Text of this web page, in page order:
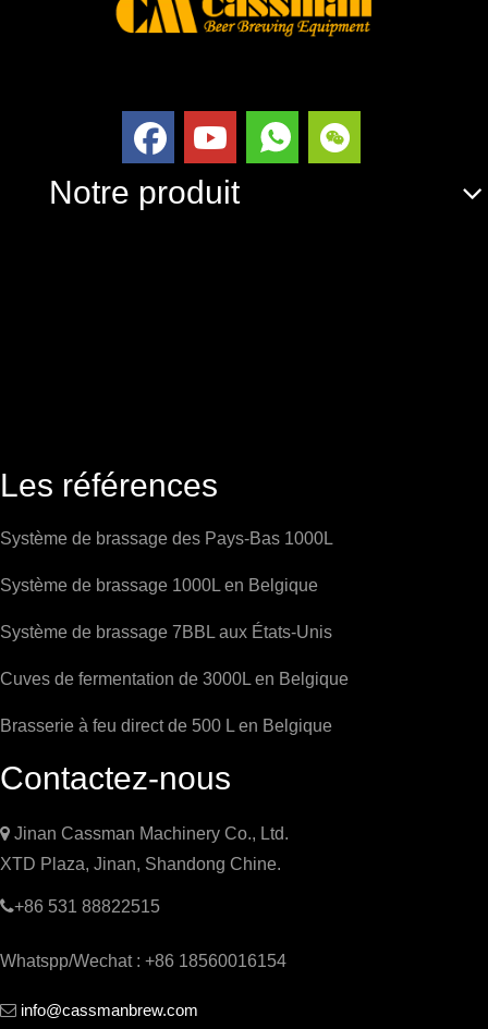
Notre produit
Les références
Système de brassage des Pays-Bas 1000L
Système de brassage 1000L en Belgique
Système de brassage 7BBL aux États-Unis
Cuves de fermentation de 3000L en Belgique
Brasserie à feu direct de 500 L en Belgique
Contactez-nous
 Jinan Cassman Machinery Co., Ltd.
XTD Plaza, Jinan, Shandong Chine.
+86 531 88822515
Whatspp/Wechat : +86 18560016154
 info@cassmanbrew.com